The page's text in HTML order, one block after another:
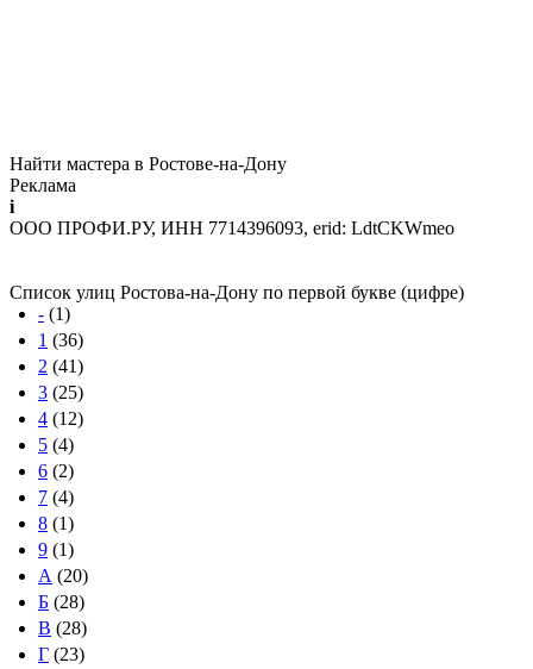
Найти мастера в Ростове-на-Дону
Реклама
i
ООО ПРОФИ.РУ, ИНН 7714396093, erid: LdtCKWmeo
Список улиц Ростова-на-Дону по первой букве (цифре)
- (1)
1 (36)
2 (41)
3 (25)
4 (12)
5 (4)
6 (2)
7 (4)
8 (1)
9 (1)
А (20)
Б (28)
В (28)
Г (23)